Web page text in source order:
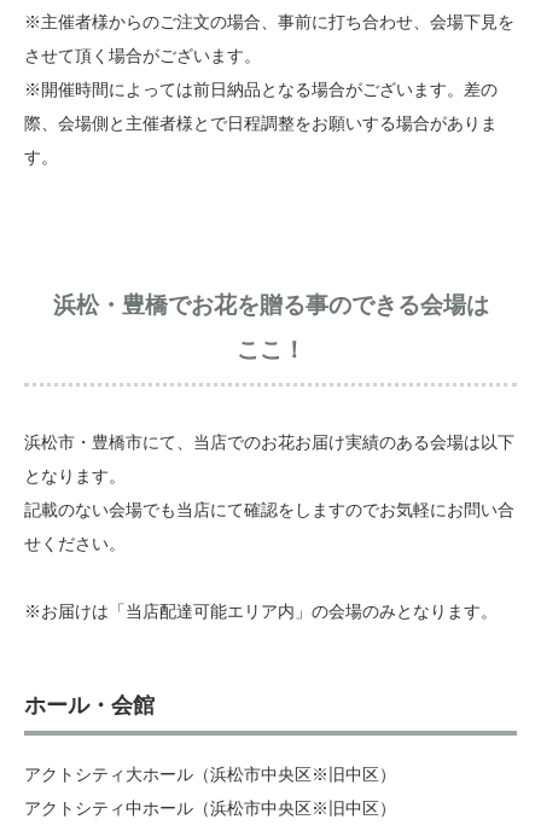
※主催者様からのご注文の場合、事前に打ち合わせ、会場下見を
させて頂く場合がございます。
※開催時間によっては前日納品となる場合がございます。差の
際、会場側と主催者様とで日程調整をお願いする場合がありま
す。
浜松・豊橋でお花を贈る事のできる会場は
ここ！
浜松市・豊橋市にて、当店でのお花お届け実績のある会場は以下
となります。
記載のない会場でも当店にて確認をしますのでお気軽にお問い合
せください。
※お届けは「当店配達可能エリア内」の会場のみとなります。
ホール・会館
アクトシティ大ホール（浜松市中央区※旧中区）
アクトシティ中ホール（浜松市中央区※旧中区）